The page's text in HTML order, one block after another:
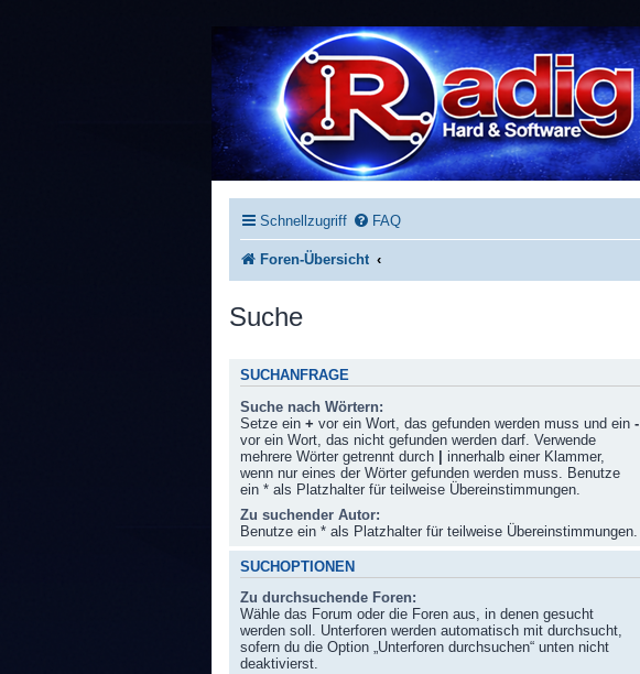
Schnellzugriff FAQ
Foren-Übersicht
Suche
SUCHANFRAGE
Suche nach Wörtern:
Setze ein + vor ein Wort, das gefunden werden muss und ein -
vor ein Wort, das nicht gefunden werden darf. Verwende
mehrere Wörter getrennt durch
innerhalb einer Klammer,
wenn nur eines der Wörter gefunden werden muss. Benutze
ein * als Platzhalter für teilweise Übereinstimmungen.
Zu suchender Autor:
Benutze ein * als Platzhalter für teilweise Übereinstimmungen.
SUCHOPTIONEN
Zu durchsuchende Foren:
Wähle das Forum oder die Foren aus, in denen gesucht
werden soll. Unterforen werden automatisch mit durchsucht,
sofern du die Option „Unterforen durchsuchen“ unten nicht
deaktivierst.